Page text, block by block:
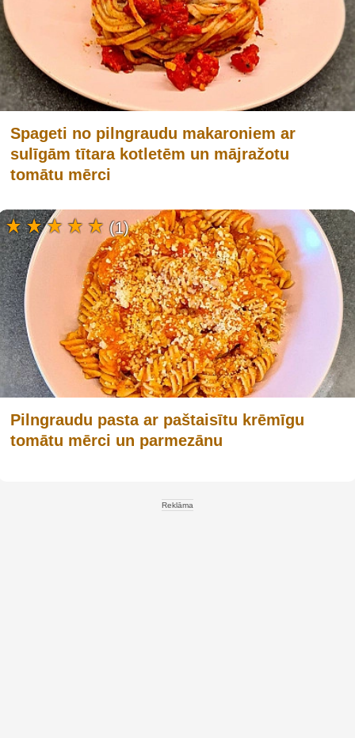
Spageti no pilngraudu makaroniem ar
sulīgām tītara kotletēm un mājražotu
tomātu mērci
Pilngraudu pasta ar paštaisītu krēmīgu
tomātu mērci un parmezānu
(1)
Reklāma